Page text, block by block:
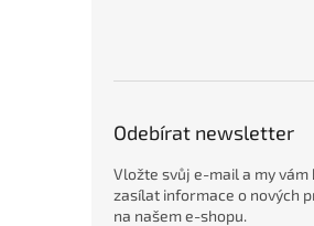
Odebírat newsletter
Vložte svůj e-mail a my vám
zasílat informace o nových
na našem e-shopu.